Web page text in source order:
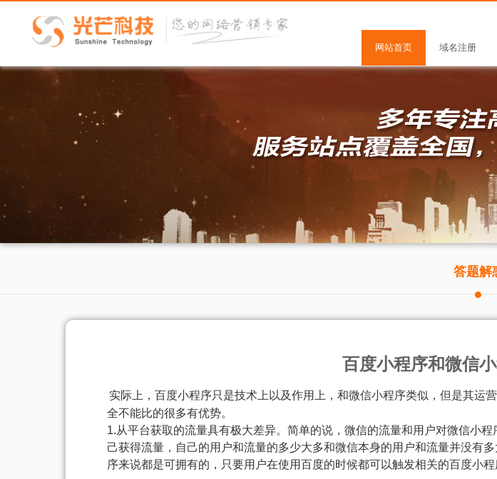
网站首页 域名注册
答题解
百度小程序和微信
实际上，百度小程序只是技术上以及作用上，和微信小程序类似，但是其运
全不能比的很多有优势。
1.从平台获取的流量具有极大差异。简单的说，微信的流量和用户对微信小
己获得流量，自己的用户和流量的多少大多和微信本身的用户和流量并没有
序来说都是可拥有的，只要用户在使用百度的时候都可以触发相关的百度小程